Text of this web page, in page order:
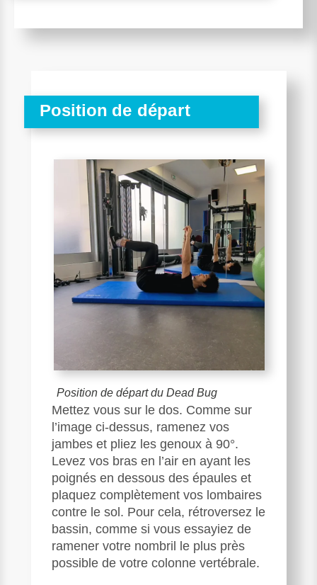
Position de départ
Position de départ du Dead Bug
Mettez vous sur le dos. Comme sur
l’image ci-dessus, ramenez vos
jambes et pliez les genoux à 90°.
Levez vos bras en l’air en ayant les
poignés en dessous des épaules et
plaquez complètement vos lombaires
contre le sol. Pour cela, rétroversez le
bassin, comme si vous essayiez de
ramener votre nombril le plus près
possible de votre colonne vertébrale.